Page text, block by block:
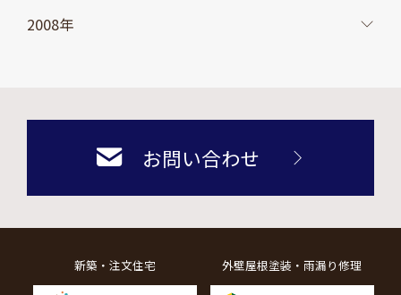
2008年
お問い合わせ
新築・注文住宅 外壁屋根塗装・雨漏り修理